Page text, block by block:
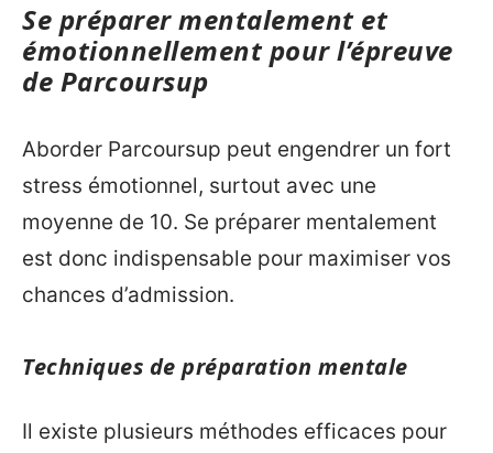
Se préparer mentalement et
émotionnellement pour l’épreuve
de Parcoursup
Aborder Parcoursup peut engendrer un fort
stress émotionnel, surtout avec une
moyenne de 10. Se préparer mentalement
est donc indispensable pour maximiser vos
chances d’admission.
Techniques de préparation mentale
Il existe plusieurs méthodes efficaces pour